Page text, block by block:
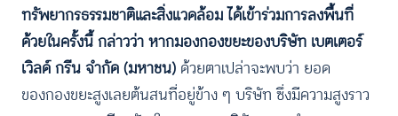
ทรัพยากรธรรมชาติและสิ่งแวดล้อม ได้เข้าร่วมการลงพื้นที่
ด้วยในครั้งนี้ กล่าวว่า หากมองกองขยะของบริษัท เบตเตอร์
เวิลด์ กรีน จำกัด (มหาชน) ด้วยตาเปล่าจะพบว่า ยอด
ของกองขยะสูงเลยต้นสนที่อยู่ข้าง ๆ บริษัท ซึ่งมีความสูงราว